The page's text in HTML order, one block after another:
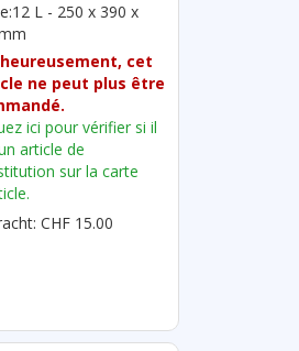
L - 250 x 390 x
cet
ne peut plus être
ici pour vérifier si il
article de
sur la carte
CHF 15.00